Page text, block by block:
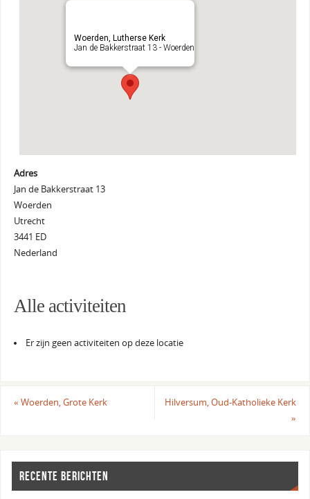
Woerden, Lutherse Kerk
Jan de Bakkerstraat 13 - Woerden
Adres
Jan de Bakkerstraat 13
Woerden
Utrecht
3441 ED
Nederland
Alle activiteiten
Er zijn geen activiteiten op deze locatie
« Woerden, Grote Kerk
Hilversum, Oud-Katholieke Kerk
»
RECENTE BERICHTEN